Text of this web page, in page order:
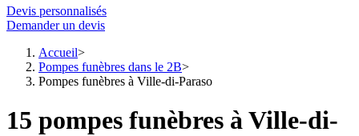
Devis personnalisés
Demander un devis
Accueil
Pompes funèbres dans le 2B
Pompes funèbres à Ville-di-Paraso
15 pompes funèbres à Ville-di-